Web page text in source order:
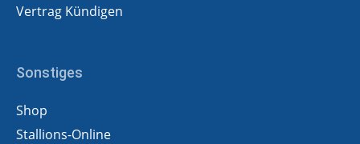
Vertrag Kündigen
Sonstiges
Shop
Stallions-Online